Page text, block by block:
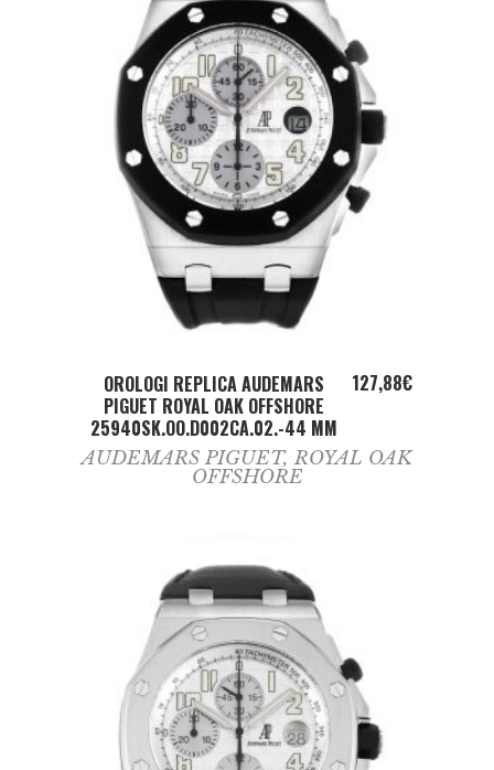
ADD TO CART
OROLOGI REPLICA AUDEMARS
PIGUET ROYAL OAK OFFSHORE
25940SK.OO.D002CA.02.-44 MM
127,88€
AUDEMARS PIGUET, ROYAL OAK
OFFSHORE